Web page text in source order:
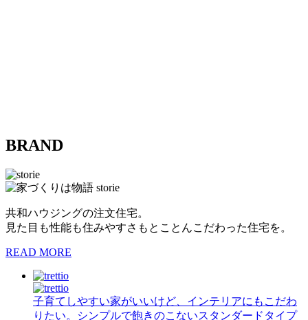
BRAND
共和ハウジングの注文住宅。
見た目も性能も住みやすさもとことんこだわった住宅を。
READ MORE
子育てしやすい家がいいけど、インテリアにもこだわ
りたい。シンプルで飽きのこないスタンダードタイプ